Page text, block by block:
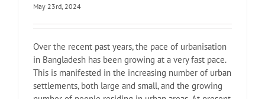
May 23rd, 2024
Over the recent past years, the pace of urbanisation
in Bangladesh has been growing at a very fast pace.
This is manifested in the increasing number of urban
settlements, both large and small, and the growing